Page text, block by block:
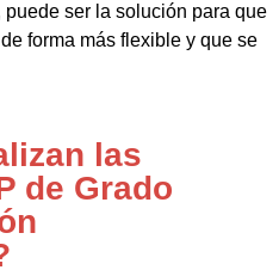
ser la solución para que
forma más flexible y que se
las
de Grado